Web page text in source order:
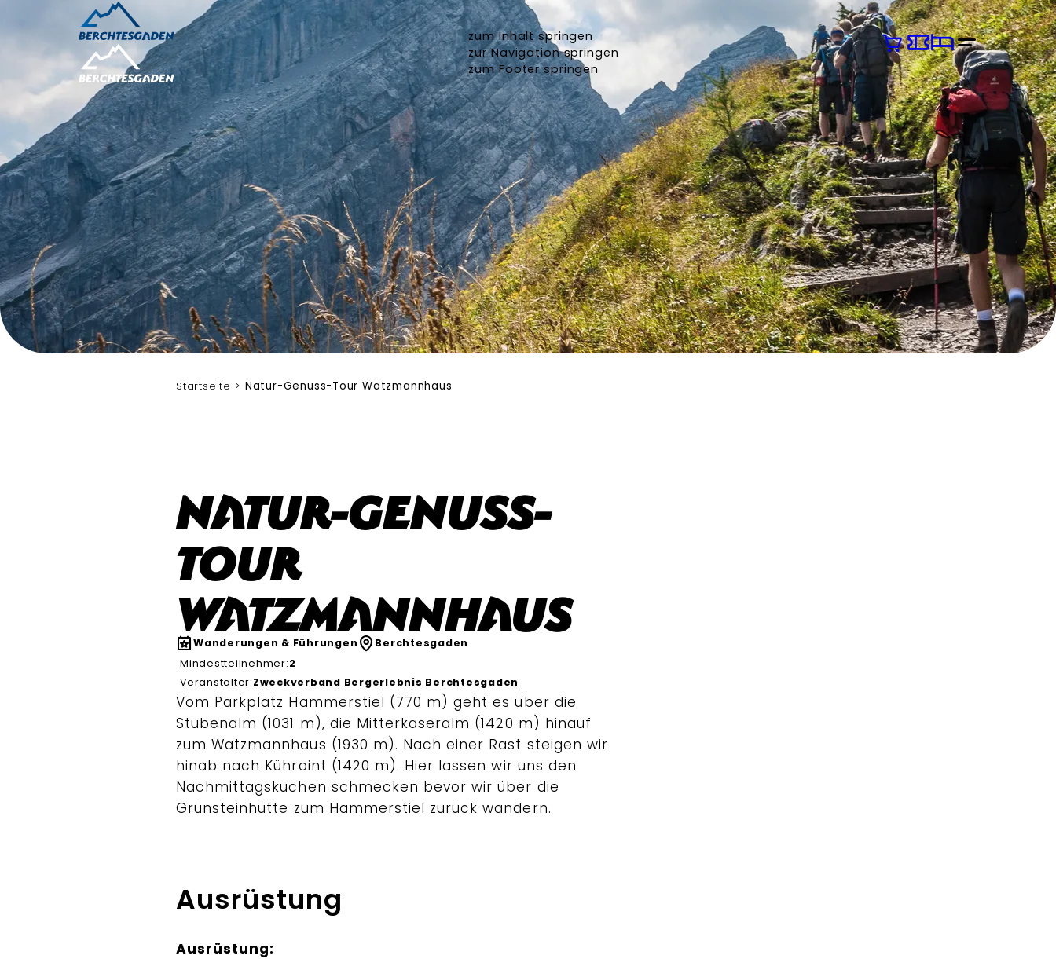
zum Inhalt springen
zur Navigation springen
zum Footer springen
Startseite Natur-Genuss-Tour Watzmannhaus
Natur-Genuss-
Tour
Watzmannhaus
Wanderungen & Führungen
Berchtesgaden
Mindestteilnehmer:2
Veranstalter:Zweckverband Bergerlebnis Berchtesgaden
Vom Parkplatz Hammerstiel (770 m) geht es über die
Stubenalm (1031 m), die Mitterkaseralm (1420 m) hinauf
zum Watzmannhaus (1930 m). Nach einer Rast steigen wir
hinab nach Kühroint (1420 m). Hier lassen wir uns den
Nachmittagskuchen schmecken bevor wir über die
Grünsteinhütte zum Hammerstiel zurück wandern.
Ausrüstung
Ausrüstung: